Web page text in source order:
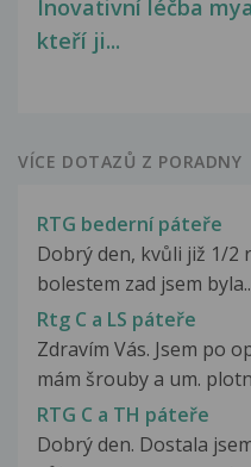
Inovativní léčba
kteří ji...
VÍCE DOTAZŮ Z PORADNY
RTG bederní páteře
Dobrý den, kvůli již 1/2
bolestem zad jsem
Rtg C a LS páteře
Zdravím Vás. Jsem po
mám šrouby a um.
RTG C a TH páteře
Dobrý den. Dostala